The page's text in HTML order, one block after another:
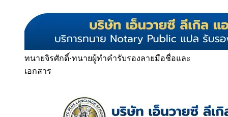
ทนายจิรศักดิ์·ทนายผู้ทำคำรับรองลายมือชื่อและ
เอกสาร